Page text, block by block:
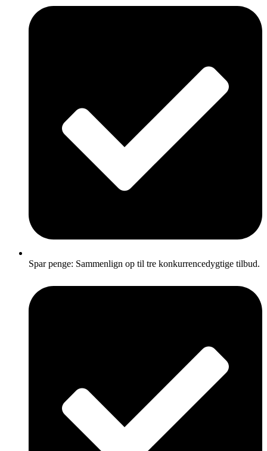
Spar penge: Sammenlign op til tre konkurrencedygtige tilbud.